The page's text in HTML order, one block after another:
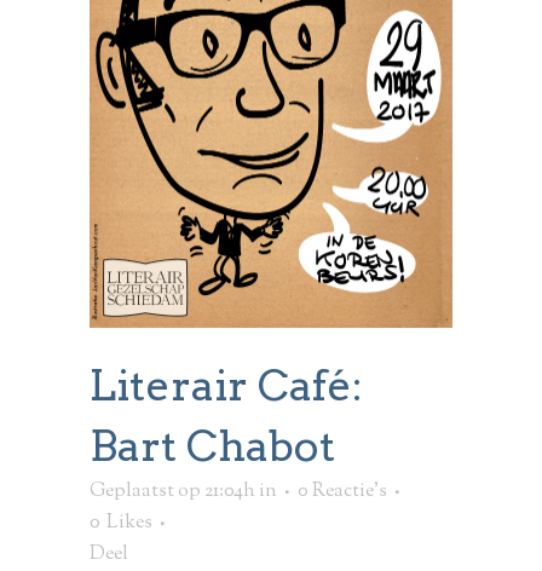
Literair Café:
Bart Chabot
Geplaatst op 21:04h in
0 Reactie's
0 Likes
Deel